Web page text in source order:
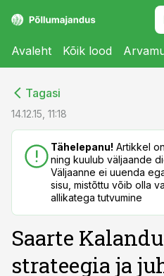
Avaleht Kõik lood
Tagasi
14.12.15, 11:18
Tähelepanu! Artikkel
ning kuulub väljaande
Väljaanne ei uuenda
sisu, mistõttu võib olla
allikatega tutvumine
Saarte
strateegia ja